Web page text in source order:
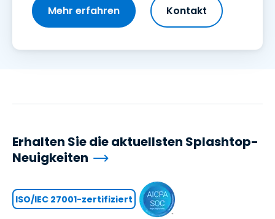
Mehr erfahren Kontakt
Erhalten Sie die aktuellsten Splashtop-
Neuigkeiten
ISO/IEC 27001-zertifiziert